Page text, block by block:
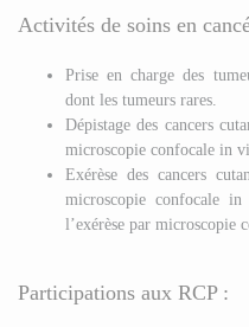
Activités de soins en
Prise en charge des
dont les tumeurs rares.
Dépistage des cancers
microscopie confocale in
Exérèse des cancers
microscopie confocale
l’exérèse par microscopie
Participations aux RCP :